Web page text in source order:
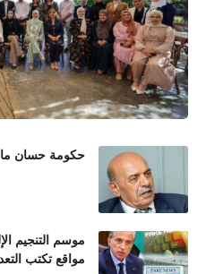
حكومة حسان ما
موسم التنجيم
مواقع تكتب